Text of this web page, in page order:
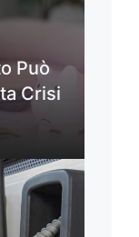
Può
Crisi